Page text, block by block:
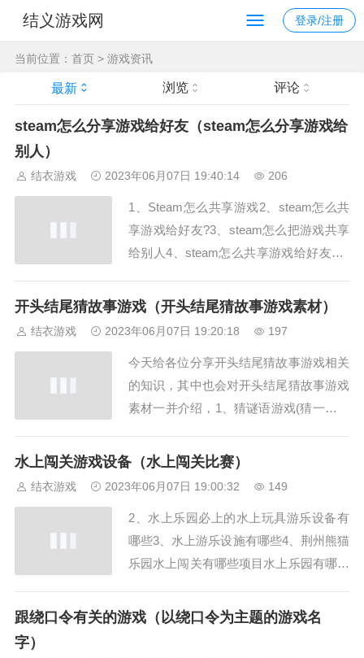
结义游戏网 登录/注册
当前位置： 首页 > 游戏资讯
最新 浏览 评论
steam怎么分享游戏给好友（steam怎么分享游戏给
别人）
结衣游戏 2023年06月07日 19:40:14 206
1、Steam怎么共享游戏2、steam怎么共
享游戏给好友?3、steam怎么把游戏共享
给别人4、steam怎么共享游戏给好友Ste
得共享游戏的账号是副账号，steam怎么
里面勾选...
开头结尾猜故事游戏（开头结尾猜故事游戏素材）
结衣游戏 2023年06月07日 19:20:18 197
今天给各位分享开头结尾猜故事游戏相关
的知识，其中也会对开头结尾猜故事游戏
素材一并介绍，1、猜谜语游戏(猜一字和
别人猜过程的故事?3、黑故事是个怎么样
一字和故事猜名字)：有哪些知道开头和
结尾...
水上闯关游戏设备（水上闯关比赛）
结衣游戏 2023年06月07日 19:00:32 149
2、水上乐园必上的水上玩具游乐设备有
哪些3、水上游乐设施有哪些4、荆州熊猫
乐园水上闯关有哪些项目水上乐园有哪些
浪设备、漂流河、戏水小品、滑板冲浪、
跟绕口令有关的游戏（以绕口令为主题的游戏名
字）